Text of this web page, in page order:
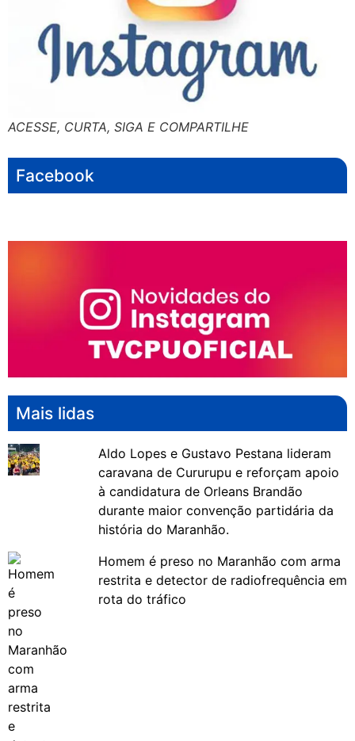
ACESSE, CURTA, SIGA E COMPARTILHE
Facebook
Mais lidas
Aldo Lopes e Gustavo Pestana lideram
caravana de Cururupu e reforçam apoio
à candidatura de Orleans Brandão
durante maior convenção partidária da
história do Maranhão.
Homem é preso no Maranhão com arma
restrita e detector de radiofrequência em
rota do tráfico